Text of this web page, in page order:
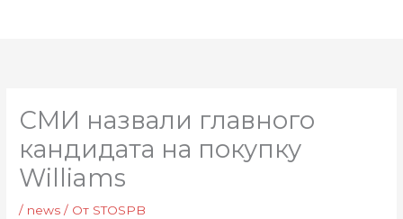
СМИ назвали главного
кандидата на покупку
Williams
/ news / От STOSPB